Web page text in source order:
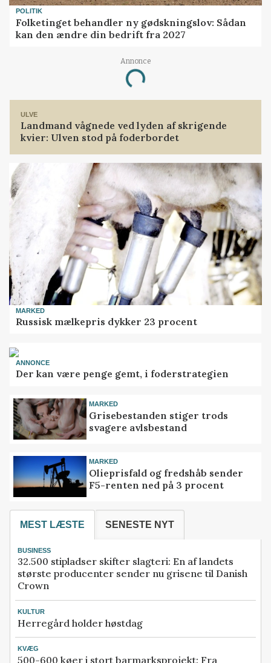
POLITIK
Folketinget behandler ny gødskningslov: Sådan
kan den ændre din bedrift fra 2027
Annonce
Loading...
ULVE
Landmand vågnede ved lyden af skrigende
kvier: Ulven stod på foderbordet
MARKED
Russisk mælkepris dykker 23 procent
ANNONCE
Der kan være penge gemt, i foderstrategien
MARKED
Grisebestanden stiger trods
svagere avlsbestand
MARKED
Olieprisfald og fredshåb sender
F5-renten ned på 3 procent
MEST LÆSTE SENESTE NYT
BUSINESS
32.500 stipladser skifter slagteri: En af landets
største producenter sender nu grisene til Danish
Crown
KULTUR
Herregård holder høstdag
KVÆG
500-600 køer i stort barmarksprojekt: Fra